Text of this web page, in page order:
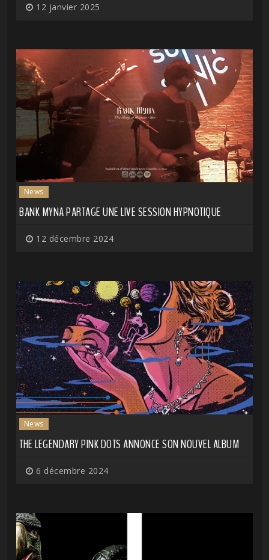
12 janvier 2025
News
BANK MYNA PARTAGE UNE LIVE SESSION HYPNOTIQUE
12 décembre 2024
News
THE LEGENDARY PINK DOTS ANNONCE SON NOUVEL ALBUM
6 décembre 2024